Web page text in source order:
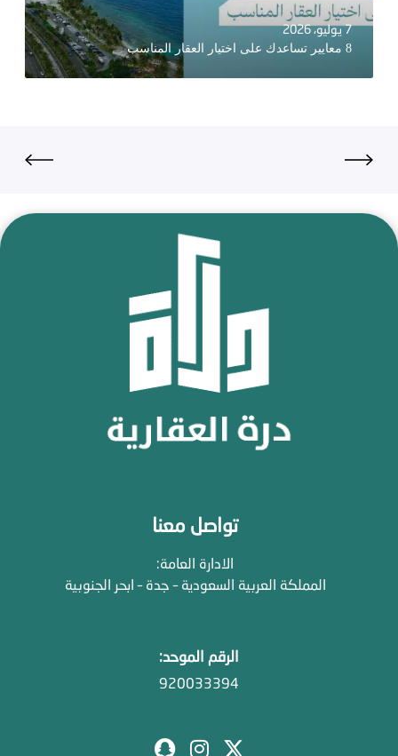
7 يوليو، 2026
8 معايير تساعدك على اختيار العقار المناسب
تواصل معنا
الادارة العامة:
المملكة العربية السعودية – جدة – ابحر الجنوبية
الرقم الموحد:
920033394